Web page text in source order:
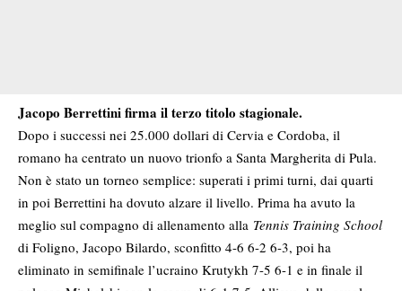
Jacopo Berrettini firma il terzo titolo stagionale.
Dopo i successi nei 25.000 dollari di Cervia e Cordoba, il
romano ha centrato un nuovo trionfo a Santa Margherita di Pula.
Non è stato un torneo semplice: superati i primi turni, dai quarti
in poi Berrettini ha dovuto alzare il livello. Prima ha avuto la
meglio sul compagno di allenamento alla Tennis Training School
di Foligno, Jacopo Bilardo, sconfitto 4-6 6-2 6-3, poi ha
eliminato in semifinale l’ucraino Krutykh 7-5 6-1 e in finale il